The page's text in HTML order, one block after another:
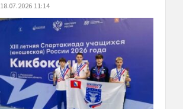
18.07.2026 11:14